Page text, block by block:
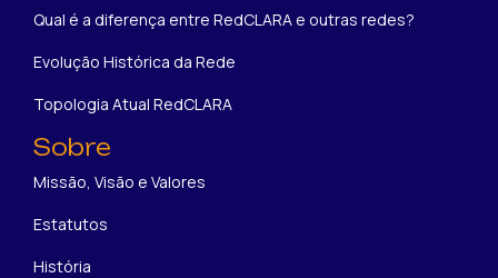
Qual é a diferença entre RedCLARA e outras redes?
Evolução Histórica da Rede
Topologia Atual RedCLARA
Sobre
Missão, Visão e Valores
Estatutos
História